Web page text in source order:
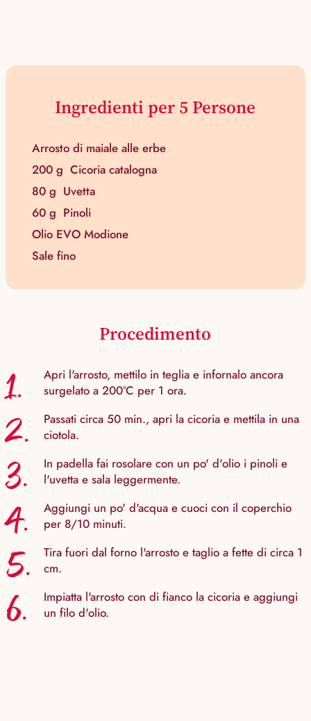
Ingredienti per 5 Persone
Arrosto di maiale alle erbe
200 g Cicoria catalogna
80 g Uvetta
60 g Pinoli
Olio EVO Modione
Sale fino
Procedimento
1.
Apri l'arrosto, mettilo in teglia e infornalo ancora
surgelato a 200°C per 1 ora.
2.
Passati circa 50 min., apri la cicoria e mettila in una
ciotola.
3.
In padella fai rosolare con un po' d'olio i pinoli e
l'uvetta e sala leggermente.
4.
Aggiungi un po' d'acqua e cuoci con il coperchio
per 8/10 minuti.
5.
Tira fuori dal forno l'arrosto e taglio a fette di circa 1
cm.
6.
Impiatta l'arrosto con di fianco la cicoria e aggiungi
un filo d'olio.